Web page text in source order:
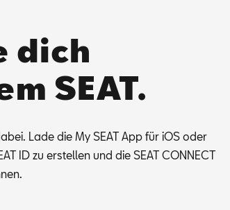
dich
SEAT.
Lade die My SEAT App für iOS oder
ID zu er­stel­len und die SEAT CON­NECT